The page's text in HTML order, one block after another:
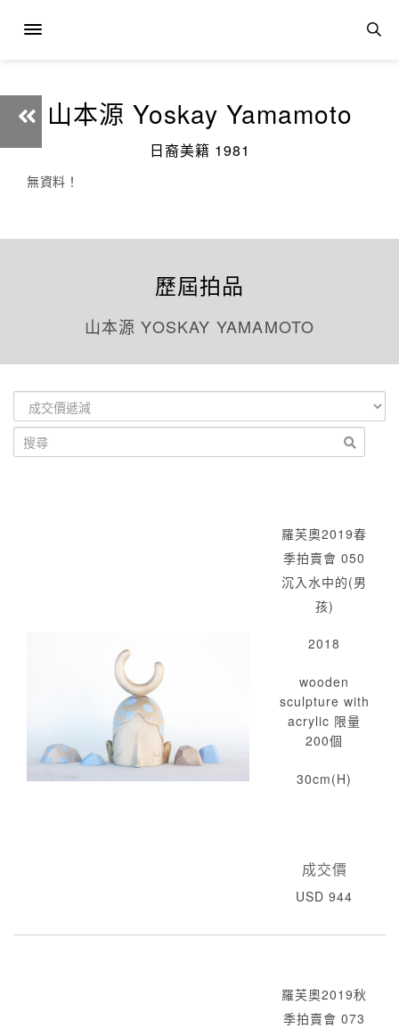
山本源 Yoskay Yamamoto
日裔美籍 1981
無資料！
歷屆拍品
山本源 YOSKAY YAMAMOTO
羅芙奧2019春
季拍賣會 050
沉入水中的(男
孩)
2018
wooden
sculpture with
acrylic 限量
200個
30cm(H)
成交價
USD 944
羅芙奧2019秋
季拍賣會 073